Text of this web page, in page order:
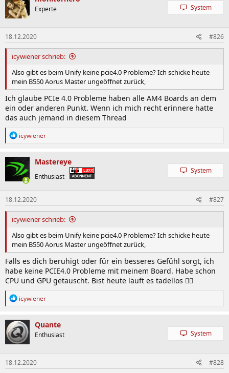
Experte System
18.12.2020 #826
icywiener schrieb:
Also gibt es beim Unify keine pcie4.0 Probleme? Ich schicke heute
mein B550 Aorus Master ungeöffnet zurück,
Ich glaube PCIe 4.0 Probleme haben alle AM4 Boards an dem
ein oder anderen Punkt. Wenn ich mich recht erinnere hatte
das auch jemand in diesem Thread
R
k
t
i
o
n
e
n
:
icywiener
Mastereye
Enthusiast
System
18.12.2020 #827
icywiener schrieb:
Also gibt es beim Unify keine pcie4.0 Probleme? Ich schicke heute
mein B550 Aorus Master ungeöffnet zurück,
Falls es dich beruhigt oder für ein besseres Gefühl sorgt, ich
habe keine PCIE4.0 Probleme mit meinem Board. Habe schon
CPU und GPU getauscht. Bist heute läuft es tadellos ✌🏻
R
k
t
i
o
n
e
n
icywiener
Quante
Enthusiast System
18.12.2020 #828